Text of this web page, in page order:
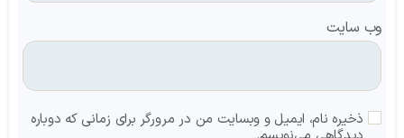
وب‌ سایت
ذخیره نام، ایمیل و وبسایت من در مرورگر برای زمانی که دوباره